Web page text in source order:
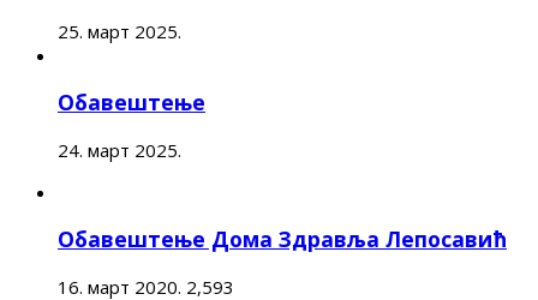
25. март 2025.
Обавештење
24. март 2025.
Обавештење Дома Здравља Лепосавић
16. март 2020. 2,593